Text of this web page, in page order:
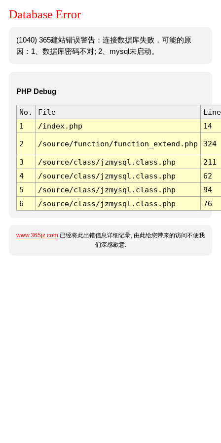
Database Error
(1040) 365建站错误警告：连接数据库失败，可能的原
因：1、数据库密码不对; 2、mysql未启动。
PHP Debug
No. File
Line
1
/index.php 14
2 /source/function/function_extend.php 324
3 /source/class/jzmysql.class.php
211
4
/source/class/jzmysql.class.php
62
5
/source/class/jzmysql.class.php
94
6
/source/class/jzmysql.class.php 76
www.365jz.com 已经将此出错信息详细记录, 由此给您带来的访问不便我
们深感歉意.